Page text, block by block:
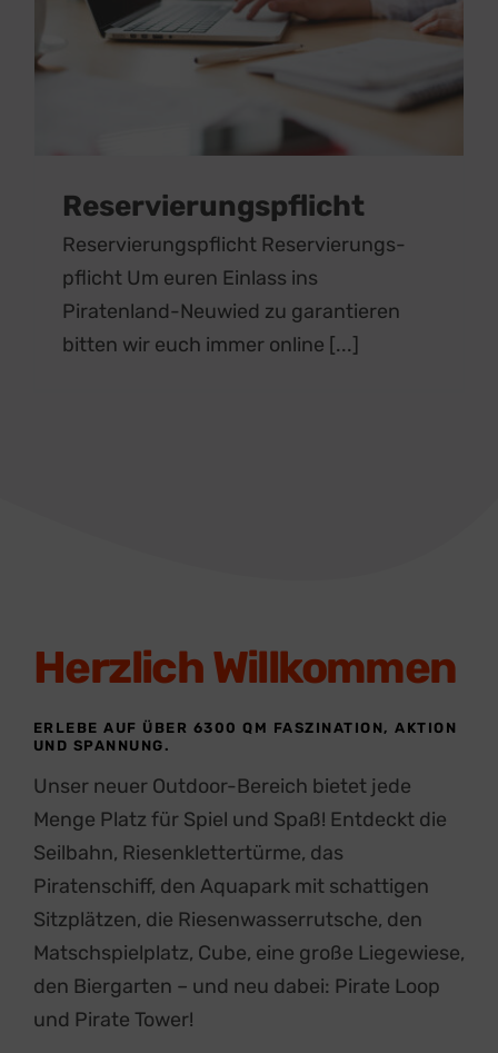
Reservierungspflicht
Reservierungspflicht Reservierungs-
pflicht Um euren Einlass ins
Piratenland-Neuwied zu garantieren
bitten wir euch immer online [...]
Herzlich Willkommen
ERLEBE AUF ÜBER 6300 QM FASZINATION, AKTION
UND SPANNUNG.
Unser neuer Outdoor-Bereich bietet jede
Menge Platz für Spiel und Spaß! Entdeckt die
Seilbahn, Riesenklettertürme, das
Piratenschiff, den Aquapark mit schattigen
Sitzplätzen, die Riesenwasserrutsche, den
Matschspielplatz, Cube, eine große Liegewiese,
den Biergarten – und neu dabei: Pirate Loop
und Pirate Tower!